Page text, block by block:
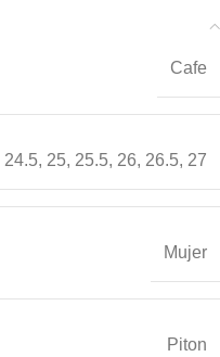
Cafe
24.5, 25, 25.5, 26, 26.5, 27
Mujer
Piton